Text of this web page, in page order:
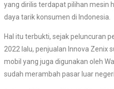
yang dirilis terdapat pilihan mesin
daya tarik konsumen di Indonesia.
Hal itu terbukti, sejak peluncuran
2022 lalu, penjualan Innova Zenix
mobil yang juga digunakan oleh
sudah merambah pasar luar